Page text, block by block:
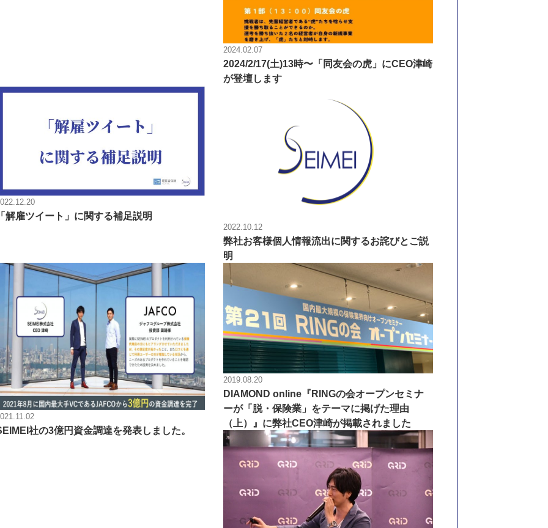
2024.02.07
2024/2/17(土)13時〜「同友会の虎」にCEO津崎
が登壇します
解雇ツイート」に関する補足説明
2022.10.12
弊社お客様個人情報流出に関するお詫びとご説
明
社の3億円資金調達を発表しました。
2019.08.20
DIAMOND online『RINGの会オープンセミナ
ーが「脱・保険業」をテーマに掲げた理由
（上）』に弊社CEO津崎が掲載されました